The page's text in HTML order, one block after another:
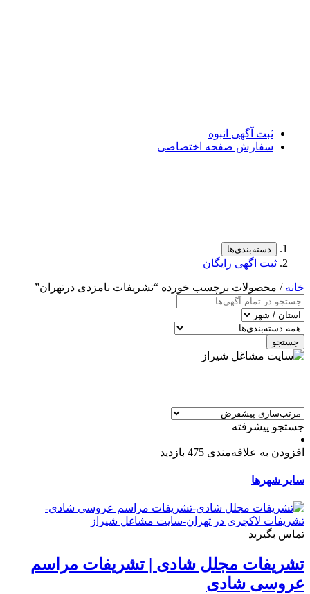
ثبت آگهی انبوه
سفارش صفحه اختصاصی
دسته‌بندی‌ها
ثبت اگهی رایگان
خانه / محصولات برچسب خورده “تشریفات نامزدی درتهران”
جستجو
جستجو پیشرفته
افزودن به علاقه‌مندی 475 بازدید
سایر شهرها
تماس بگیرید
تشریفات مجلل شادی | تشریفات مراسم
عروسی شادی